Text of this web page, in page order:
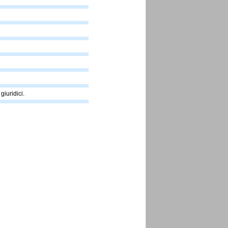
giuridici.